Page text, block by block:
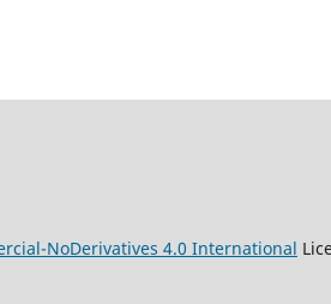
NoDerivatives 4.0 International